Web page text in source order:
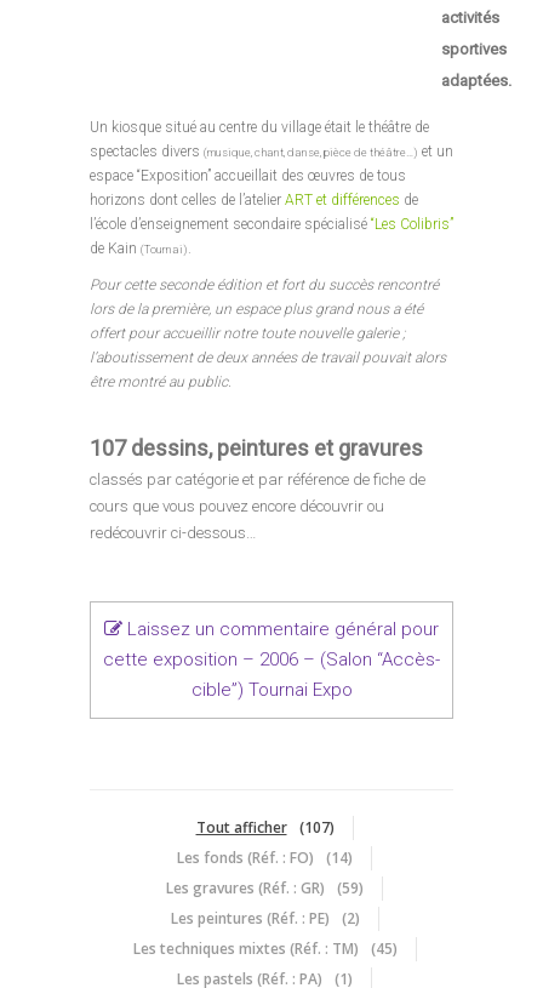
activités
sportives
adaptées.
Un kiosque situé au centre du village était le théâtre de
spectacles divers (musique, chant, danse, pièce de théâtre…) et un
espace “Exposition” accueillait des œuvres de tous
horizons dont celles de l’atelier ART et différences de
l’école d’enseignement secondaire spécialisé “Les Colibris”
de Kain (Tournai)
Pour cette seconde édition et fort du succès rencontré
lors de la première, un espace plus grand nous a été
offert pour accueillir notre toute nouvelle galerie ;
l’aboutissement de deux années de travail pouvait alors
être montré au public.
107 dessins, peintures et gravures
classés par catégorie et par référence de fiche de
cours que vous pouvez encore découvrir ou
redécouvrir ci-dessous…
Laissez un commentaire général pour
cette exposition – 2006 – (Salon “Accès-
cible”) Tournai Expo
Tout afficher
107
Les fonds (Réf. : FO)
14
Les gravures (Réf. : GR)
59
Les peintures (Réf. : PE)
2
Les techniques mixtes (Réf. : TM)
45
Les pastels (Réf. : PA)
1